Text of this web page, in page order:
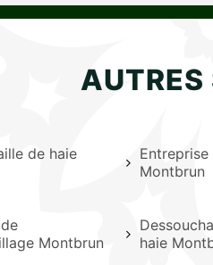
AUTRES
de haie
Montbrun
Montbrun
haie